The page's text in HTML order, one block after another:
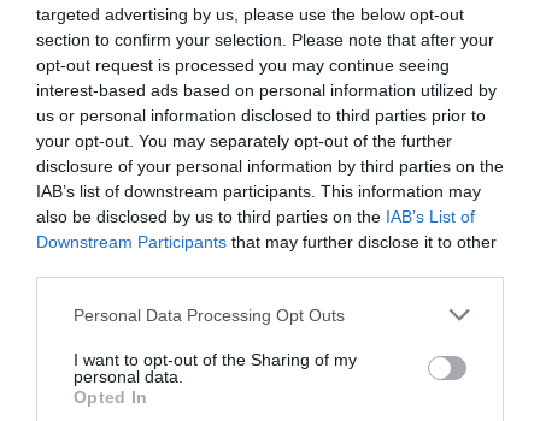
targeted advertising by us, please use the below opt-out
section to confirm your selection. Please note that after your
opt-out request is processed you may continue seeing
interest-based ads based on personal information utilized by
us or personal information disclosed to third parties prior to
your opt-out. You may separately opt-out of the further
disclosure of your personal information by third parties on the
IAB’s list of downstream participants. This information may
also be disclosed by us to third parties on the IAB’s List of
Downstream Participants that may further disclose it to other
Please note that this website/app uses one or more Google
not limited to your visit or usage behaviour. You may click to
grant or deny consent to Google and its third-party tags to
use your data for below specified purposes in below Google
Personal Data Processing Opt Outs
I want to opt-out of the Sharing of my
personal data.
Opted In
14.07.2026 18:01
Παραμύθι η «ασφάλεια» του